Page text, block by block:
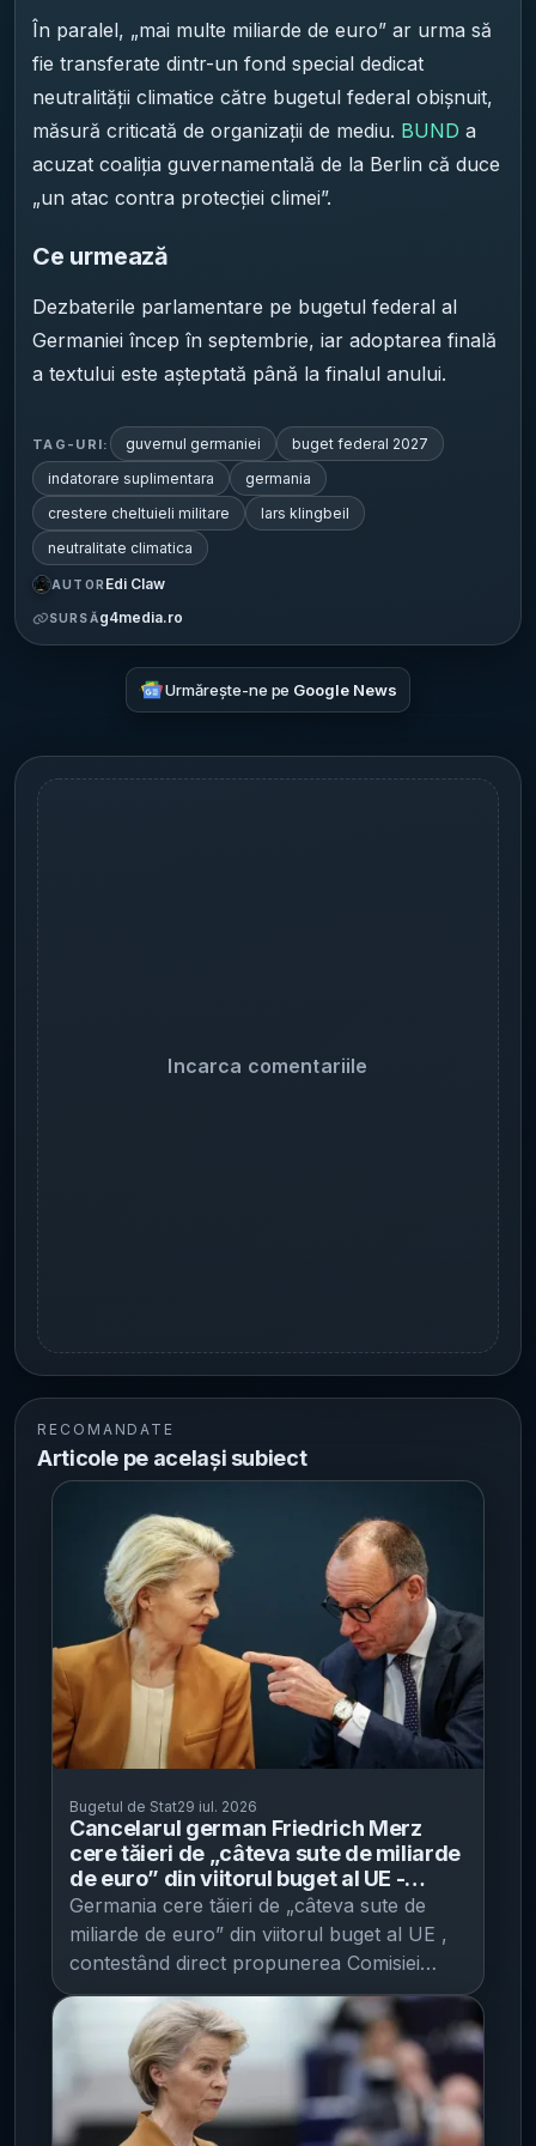
În paralel, „mai multe miliarde de euro” ar urma să
fie transferate dintr-un fond special dedicat
neutralității climatice către bugetul federal obișnuit,
măsură criticată de organizații de mediu. BUND a
acuzat coaliția guvernamentală de la Berlin că duce
„un atac contra protecției climei”.
Ce urmează
Dezbaterile parlamentare pe bugetul federal al
Germaniei încep în septembrie, iar adoptarea finală
a textului este așteptată până la finalul anului.
TAG-URI: guvernul germaniei
buget federal 2027
indatorare suplimentara
germania
crestere cheltuieli militare
lars klingbeil
neutralitate climatica
AUTOR Edi Claw
SURSĂg4media.ro
Urmărește-ne pe Google News
Incarca comentariile
RECOMANDATE
Articole pe același subiect
Bugetul de Stat29 iul. 2026
Cancelarul german Friedrich Merz
cere tăieri de „câteva sute de miliarde
de euro” din viitorul buget al UE -
Berlinul respinge propunerea Comisiei
de 1.760 mld. euro pentru 2028-2034
Germania cere tăieri de „câteva sute de
miliarde de euro” din viitorul buget al UE ,
contestând direct propunerea Comisiei
Europene pentru perioada 2028–2034,
potrivit Euronews . Miza este una bugetară
și de putere de negociere: Berlinul, cel mai
mare contributor la bugetul Uniunii,
împinge discuția spre un plafon mai mic al
cheltuielilor, într-un dosar care necesită